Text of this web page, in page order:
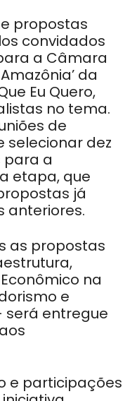
propostas
convidados
a Câmara
da
Eu Quero,
no tema.
de
selecionar dez
para a
etapa, que
já
anteriores.
as propostas
na
e
será entregue
e participações